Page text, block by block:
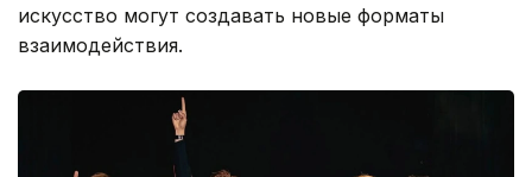
искусство могут создавать новые форматы
взаимодействия.